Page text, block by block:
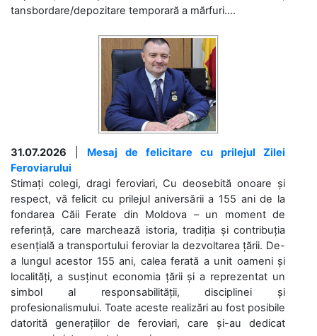
tansbordare/depozitare temporară a mărfuri....
31.07.2026
Mesaj de felicitare cu prilejul Zilei
Feroviarului
Stimați colegi, dragi feroviari, Cu deosebită onoare și
respect, vă felicit cu prilejul aniversării a 155 ani de la
fondarea Căii Ferate din Moldova – un moment de
referință, care marchează istoria, tradiția și contribuția
esențială a transportului feroviar la dezvoltarea țării. De-
a lungul acestor 155 ani, calea ferată a unit oameni și
localități, a susținut economia țării și a reprezentat un
simbol al responsabilității, disciplinei și
profesionalismului. Toate aceste realizări au fost posibile
datorită generațiilor de feroviari, care și-au dedicat